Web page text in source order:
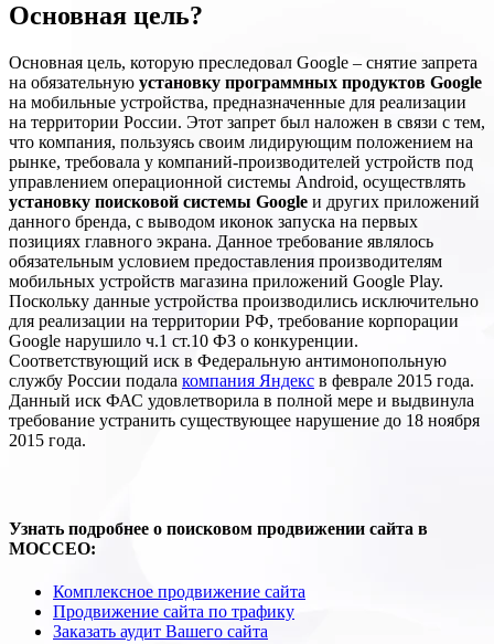
Основная цель?
Основная цель, которую преследовал Google – снятие запрета
на обязательную установку программных продуктов Google
на мобильные устройства, предназначенные для реализации
на территории России. Этот запрет был наложен в связи с тем,
что компания, пользуясь своим лидирующим положением на
рынке, требовала у компаний-производителей устройств под
управлением операционной системы Android, осуществлять
установку поисковой системы Google и других приложений
данного бренда, с выводом иконок запуска на первых
позициях главного экрана. Данное требование являлось
обязательным условием предоставления производителям
мобильных устройств магазина приложений Google Play.
Поскольку данные устройства производились исключительно
для реализации на территории РФ, требование корпорации
Google нарушило ч.1 ст.10 ФЗ о конкуренции.
Соответствующий иск в Федеральную антимонопольную
службу России подала компания Яндекс в феврале 2015 года.
Данный иск ФАС удовлетворила в полной мере и выдвинула
требование устранить существующее нарушение до 18 ноября
2015 года.
Узнать подробнее о поисковом продвижении сайта в
МОССЕО:
Комплексное продвижение сайта
Продвижение сайта по трафику
Заказать аудит Вашего сайта